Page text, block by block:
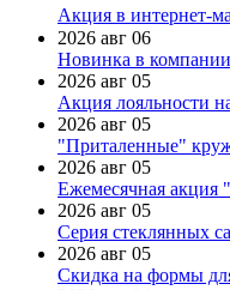
Акция в интернет-
2026 авг 06
Новинка в
2026 авг 05
Акция лояльности
2026 авг 05
"Приталенные"
2026 авг 05
Ежемесячная акция
2026 авг 05
Серия стеклянных
2026 авг 05
Скидка на формы